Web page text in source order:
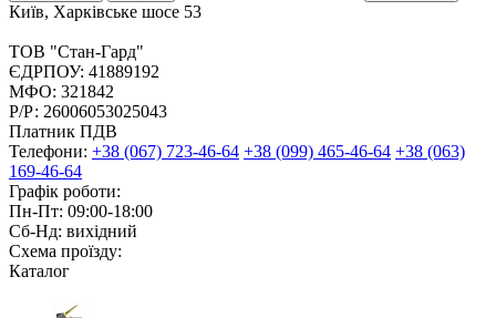
Київ, Харківське шосе 53
ТОВ "Стан-Гард"
ЄДРПОУ: 41889192
МФО: 321842
Р/Р: 26006053025043
Платник ПДВ
Телефони: +38 (067) 723-46-64 +38 (099) 465-46-64 +38 (063)
169-46-64
Графік роботи:
Пн-Пт: 09:00-18:00
Сб-Нд: вихідний
Схема проїзду:
Каталог